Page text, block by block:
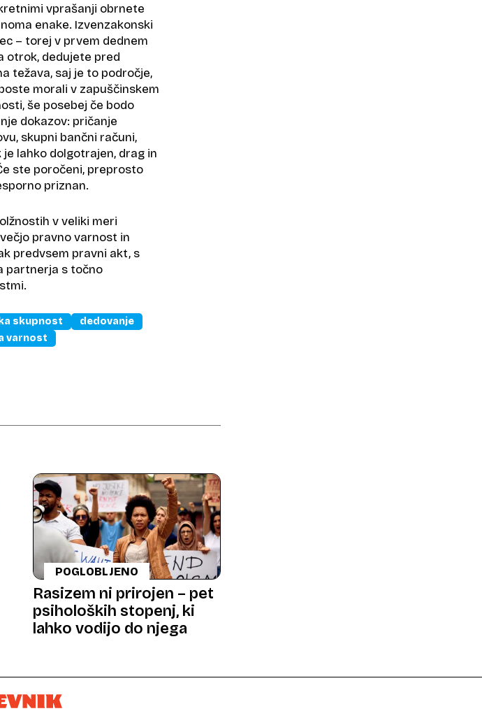
vprašanji obrnete
enake. Izvenzakonski
– torej v prvem dednem
otrok, dedujete pred
težava, saj je to področje,
morali v zapuščinskem
še posebej če bodo
dokazov: pričanje
skupni bančni računi,
lahko dolgotrajen, drag in
ste poročeni, preprosto
priznan.
v veliki meri
pravno varnost in
predvsem pravni akt, s
partnerja s točno
skupnost
dedovanje
varnost
POGLOBLJENO
Rasizem ni prirojen – pet
psiholoških stopenj, ki
lahko vodijo do njega